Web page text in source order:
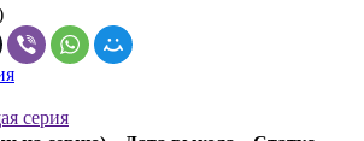
серия